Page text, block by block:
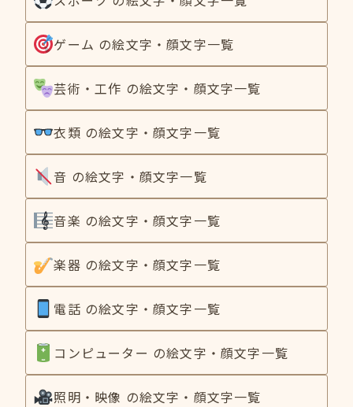
ゲーム の絵文字・顔文字一覧
芸術・工作 の絵文字・顔文字一覧
衣類 の絵文字・顔文字一覧
音 の絵文字・顔文字一覧
音楽 の絵文字・顔文字一覧
楽器 の絵文字・顔文字一覧
電話 の絵文字・顔文字一覧
コンピューター の絵文字・顔文字一覧
照明・映像 の絵文字・顔文字一覧